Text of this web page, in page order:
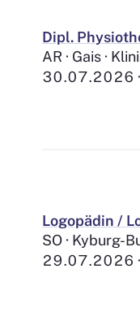
Dipl.
AR · Gais ·
30.07.2026
Logopädin /
SO · Kyburg-
29.07.2026